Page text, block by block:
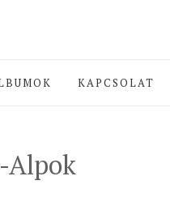
KAPCSOLAT
Alpok